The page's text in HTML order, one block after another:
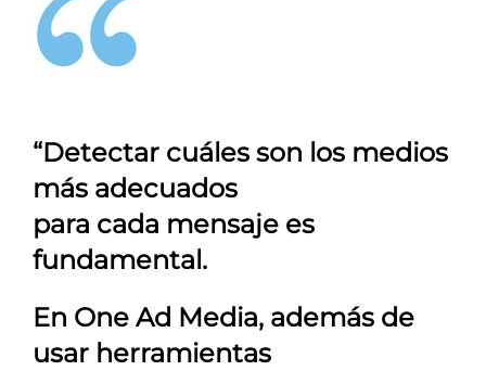
“Detectar cuáles son los medios
más adecuados
para cada mensaje es
fundamental.
En One Ad Media, además de
usar herramientas